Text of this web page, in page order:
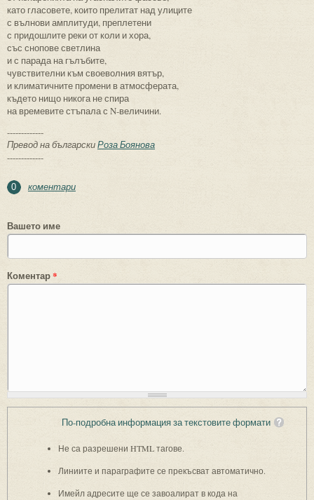
като гласовете, които прелитат над улиците
с вълнови амплитуди, преплетени
с придошлите реки от коли и хора,
със снопове светлина
и с парада на гълъбите,
чувствителни към своеволния вятър,
и климатичните промени в атмосферата,
където нищо никога не спира
на времевите стъпала с N-величини.
-------------
Превод на българскиРоза Боянова
-------------
0 коментари
Вашето име
Коментар*
По-подробна информация за текстовите формати
Не са разрешени HTML тагове.
Линиите и параграфите се прекъсват автоматично.
Имейл адресите ще се завоалират в кода на